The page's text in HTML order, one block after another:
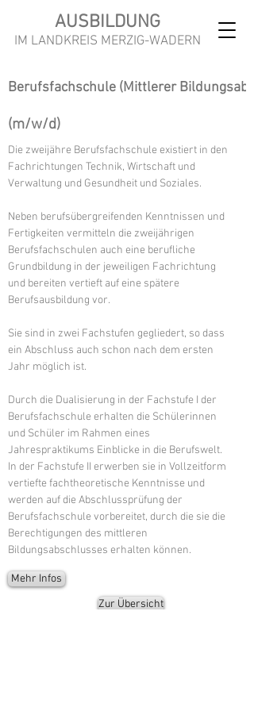
AUSBILDUNG
IM LANDKREIS MERZIG-WADERN
Berufsfachschule (Mittlerer
(m/w/d)
Die zweijähre Berufsfachschule existiert in den
Fachrichtungen Technik, Wirtschaft und
Verwaltung und Gesundheit und Soziales.
Neben berufsübergreifenden Kenntnissen und
Fertigkeiten vermitteln die zweijährigen
Berufsfachschulen auch eine berufliche
Grundbildung in der jeweiligen Fachrichtung
und bereiten vertieft auf eine spätere
Berufsausbildung vor.
Sie sind in zwei Fachstufen gegliedert, so dass
ein Abschluss auch schon nach dem ersten
Jahr möglich ist.
Durch die Dualisierung in der Fachstufe I der
Berufsfachschule erhalten die Schülerinnen
und Schüler im Rahmen eines
Jahrespraktikums Einblicke in die Berufswelt.
In der Fachstufe II erwerben sie in Vollzeitform
vertiefte fachtheoretische Kenntnisse und
werden auf die Abschlussprüfung der
Berufsfachschule vorbereitet, durch die sie die
Berechtigungen des mittleren
Bildungsabschlusses erhalten können.
Mehr Infos
Zur Übersicht